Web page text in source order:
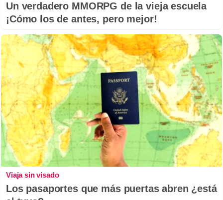
Un verdadero MMORPG de la vieja escuela
¡Cómo los de antes, pero mejor!
Viaja sin visado
Los pasaportes que más puertas abren ¿está